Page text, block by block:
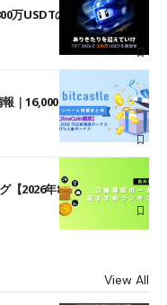
USDTのレースとして復
｜16,000円口座開設ボーナ
【2026年8月最新】
View All